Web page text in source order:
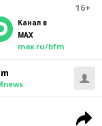
16+
Канал в
MAX
max.ru/bfm